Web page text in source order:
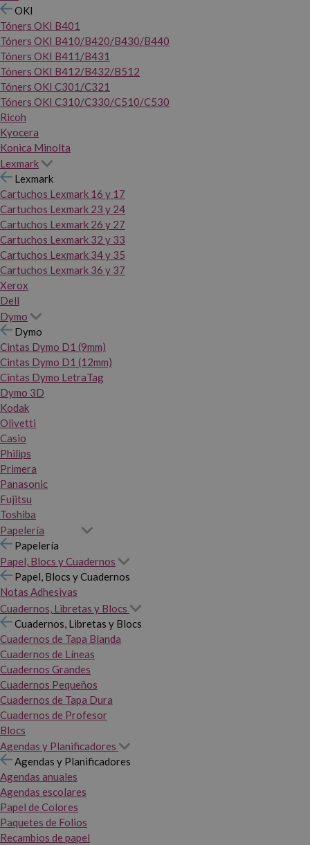
OKI
Tóners OKI B401
Tóners OKI B410/B420/B430/B440
Tóners OKI B411/B431
Tóners OKI B412/B432/B512
Tóners OKI C301/C321
Tóners OKI C310/C330/C510/C530
Ricoh
Kyocera
Konica Minolta
Lexmark
Lexmark
Cartuchos Lexmark 16 y 17
Cartuchos Lexmark 23 y 24
Cartuchos Lexmark 26 y 27
Cartuchos Lexmark 32 y 33
Cartuchos Lexmark 34 y 35
Cartuchos Lexmark 36 y 37
Xerox
Dell
Dymo
Dymo
Cintas Dymo D1 (9mm)
Cintas Dymo D1 (12mm)
Cintas Dymo LetraTag
Dymo 3D
Kodak
Olivetti
Casio
Philips
Primera
Panasonic
Fujitsu
Toshiba
Papelería
Papelería
Papel, Blocs y Cuadernos
Papel, Blocs y Cuadernos
Notas Adhesivas
Cuadernos, Libretas y Blocs
Cuadernos, Libretas y Blocs
Cuadernos de Tapa Blanda
Cuadernos de Líneas
Cuadernos Grandes
Cuadernos Pequeños
Cuadernos de Tapa Dura
Cuadernos de Profesor
Blocs
Agendas y Planificadores
Agendas y Planificadores
Agendas anuales
Agendas escolares
Papel de Colores
Paquetes de Folios
Recambios de papel